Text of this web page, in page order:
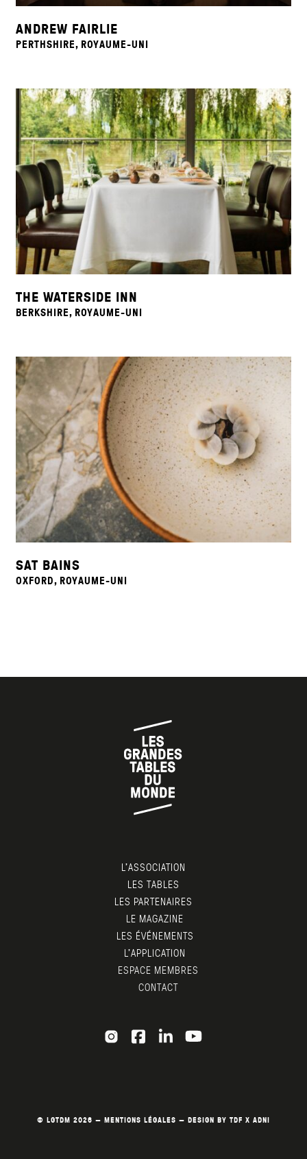
ANDREW FAIRLIE
PERTHSHIRE, ROYAUME-UNI
THE WATERSIDE INN
BERKSHIRE, ROYAUME-UNI
SAT BAINS
OXFORD, ROYAUME-UNI
L’ASSOCIATION
LES TABLES
LES PARTENAIRES
LE MAGAZINE
LES ÉVÉNEMENTS
L’APPLICATION
ESPACE MEMBRES
CONTACT
© LGTDM 2026 — MENTIONS LÉGALES — DESIGN BY TDF X ADNI